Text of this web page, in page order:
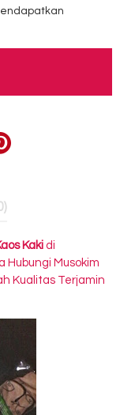
Kakidi
Hubungi Musokim
Kualitas Terjamin